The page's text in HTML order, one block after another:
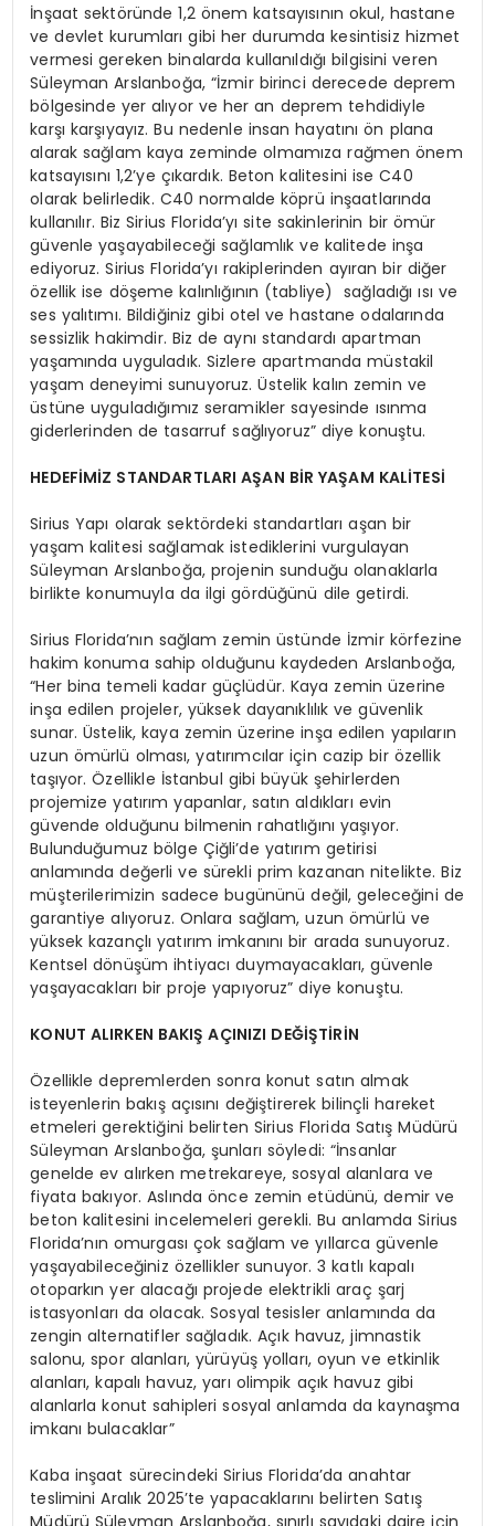
İnşaat sektöründe 1,2 önem katsayısının okul, hastane
ve devlet kurumları gibi her durumda kesintisiz hizmet
vermesi gereken binalarda kullanıldığı bilgisini veren
Süleyman Arslanboğa, “İzmir birinci derecede deprem
bölgesinde yer alıyor ve her an deprem tehdidiyle
karşı karşıyayız. Bu nedenle insan hayatını ön plana
alarak sağlam kaya zeminde olmamıza rağmen önem
katsayısını 1,2’ye çıkardık. Beton kalitesini ise C40
olarak belirledik. C40 normalde köprü inşaatlarında
kullanılır. Biz Sirius Florida’yı site sakinlerinin bir ömür
güvenle yaşayabileceği sağlamlık ve kalitede inşa
ediyoruz. Sirius Florida’yı rakiplerinden ayıran bir diğer
özellik ise döşeme kalınlığının (tabliye) sağladığı ısı ve
ses yalıtımı. Bildiğiniz gibi otel ve hastane odalarında
sessizlik hakimdir. Biz de aynı standardı apartman
yaşamında uyguladık. Sizlere apartmanda müstakil
yaşam deneyimi sunuyoruz. Üstelik kalın zemin ve
üstüne uyguladığımız seramikler sayesinde ısınma
giderlerinden de tasarruf sağlıyoruz” diye konuştu.
HEDEFİMİZ STANDARTLARI AŞAN BİR YAŞAM KALİTESİ
Sirius Yapı olarak sektördeki standartları aşan bir
yaşam kalitesi sağlamak istediklerini vurgulayan
Süleyman Arslanboğa, projenin sunduğu olanaklarla
birlikte konumuyla da ilgi gördüğünü dile getirdi.
Sirius Florida’nın sağlam zemin üstünde İzmir körfezine
hakim konuma sahip olduğunu kaydeden Arslanboğa,
“Her bina temeli kadar güçlüdür. Kaya zemin üzerine
inşa edilen projeler, yüksek dayanıklılık ve güvenlik
sunar. Üstelik, kaya zemin üzerine inşa edilen yapıların
uzun ömürlü olması, yatırımcılar için cazip bir özellik
taşıyor. Özellikle İstanbul gibi büyük şehirlerden
projemize yatırım yapanlar, satın aldıkları evin
güvende olduğunu bilmenin rahatlığını yaşıyor.
Bulunduğumuz bölge Çiğli’de yatırım getirisi
anlamında değerli ve sürekli prim kazanan nitelikte. Biz
müşterilerimizin sadece bugününü değil, geleceğini de
garantiye alıyoruz. Onlara sağlam, uzun ömürlü ve
yüksek kazançlı yatırım imkanını bir arada sunuyoruz.
Kentsel dönüşüm ihtiyacı duymayacakları, güvenle
yaşayacakları bir proje yapıyoruz” diye konuştu.
KONUT ALIRKEN BAKIŞ AÇINIZI DEĞİŞTİRİN
Özellikle depremlerden sonra konut satın almak
isteyenlerin bakış açısını değiştirerek bilinçli hareket
etmeleri gerektiğini belirten Sirius Florida Satış Müdürü
Süleyman Arslanboğa, şunları söyledi: “İnsanlar
genelde ev alırken metrekareye, sosyal alanlara ve
fiyata bakıyor. Aslında önce zemin etüdünü, demir ve
beton kalitesini incelemeleri gerekli. Bu anlamda Sirius
Florida’nın omurgası çok sağlam ve yıllarca güvenle
yaşayabileceğiniz özellikler sunuyor. 3 katlı kapalı
otoparkın yer alacağı projede elektrikli araç şarj
istasyonları da olacak. Sosyal tesisler anlamında da
zengin alternatifler sağladık. Açık havuz, jimnastik
salonu, spor alanları, yürüyüş yolları, oyun ve etkinlik
alanları, kapalı havuz, yarı olimpik açık havuz gibi
alanlarla konut sahipleri sosyal anlamda da kaynaşma
imkanı bulacaklar”
Kaba inşaat sürecindeki Sirius Florida’da anahtar
teslimini Aralık 2025’te yapacaklarını belirten Satış
Müdürü Süleyman Arslanboğa, sınırlı sayıdaki daire için